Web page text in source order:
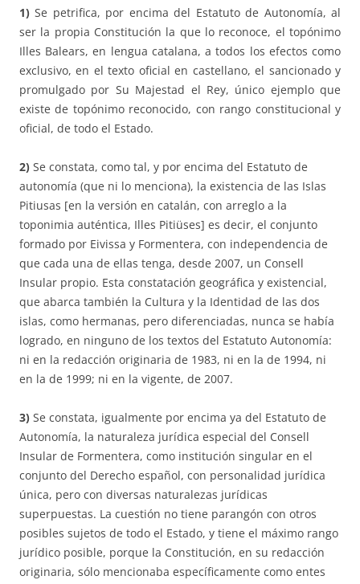
1) Se petrifica, por encima del Estatuto de Autonomía, al
ser la propia Constitución la que lo reconoce, el topónimo
Illes Balears, en lengua catalana, a todos los efectos como
exclusivo, en el texto oficial en castellano, el sancionado y
promulgado por Su Majestad el Rey, único ejemplo que
existe de topónimo reconocido, con rango constitucional y
oficial, de todo el Estado.
2) Se constata, como tal, y por encima del Estatuto de
autonomía (que ni lo menciona), la existencia de las Islas
Pitiusas [en la versión en catalán, con arreglo a la
toponimia auténtica, Illes Pitiüses] es decir, el conjunto
formado por Eivissa y Formentera, con independencia de
que cada una de ellas tenga, desde 2007, un Consell
Insular propio. Esta constatación geográfica y existencial,
que abarca también la Cultura y la Identidad de las dos
islas, como hermanas, pero diferenciadas, nunca se había
logrado, en ninguno de los textos del Estatuto Autonomía:
ni en la redacción originaria de 1983, ni en la de 1994, ni
en la de 1999; ni en la vigente, de 2007.
3) Se constata, igualmente por encima ya del Estatuto de
Autonomía, la naturaleza jurídica especial del Consell
Insular de Formentera, como institución singular en el
conjunto del Derecho español, con personalidad jurídica
única, pero con diversas naturalezas jurídicas
superpuestas. La cuestión no tiene parangón con otros
posibles sujetos de todo el Estado, y tiene el máximo rango
jurídico posible, porque la Constitución, en su redacción
originaria, sólo mencionaba específicamente como entes